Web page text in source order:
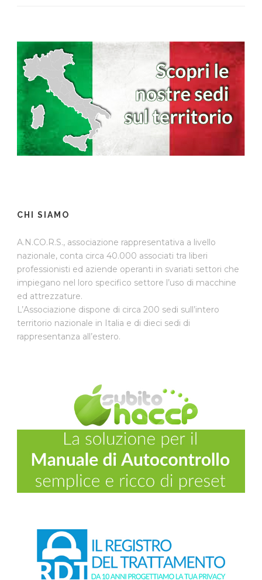
CHI SIAMO
A.N.CO.R.S., associazione rappresentativa a livello
nazionale, conta circa 40.000 associati tra liberi
professionisti ed aziende operanti in svariati settori che
impiegano nel loro specifico settore l’uso di macchine
ed attrezzature.
L’Associazione dispone di circa 200 sedi sull’intero
territorio nazionale in Italia e di dieci sedi di
rappresentanza all’estero.